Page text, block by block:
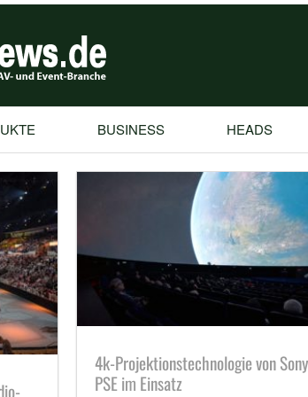
BUSINESS HEADS
4k-Projektionstechnologie von Sony
PSE im Einsatz